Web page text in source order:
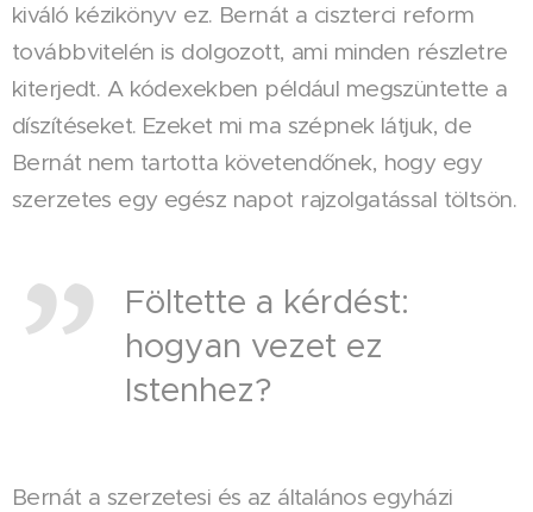
kiváló kézikönyv ez. Bernát a ciszterci reform
továbbvitelén is dolgozott, ami minden részletre
kiterjedt. A kódexekben például megszüntette a
díszítéseket. Ezeket mi ma szépnek látjuk, de
Bernát nem tartotta követendőnek, hogy egy
szerzetes egy egész napot rajzolgatással töltsön.
Föltette a kérdést:
hogyan vezet ez
Istenhez?
Bernát a szerzetesi és az általános egyházi